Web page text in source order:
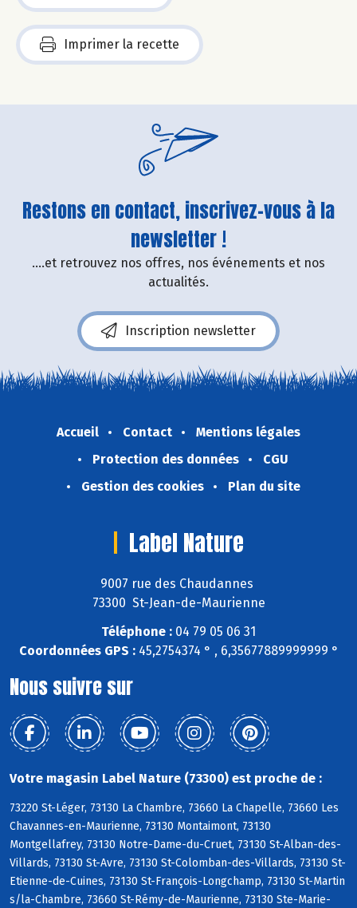
Imprimer la recette
Restons en contact, inscrivez-vous à la
newsletter !
....et retrouvez nos offres, nos événements et nos
actualités.
Inscription newsletter
Accueil Contact
Mentions légales
Protection des données
CGU
Gestion des cookies
Plan du site
Label Nature
9007 rue des Chaudannes
73300 St-Jean-de-Maurienne
Téléphone : 04 79 05 06 31
Coordonnées GPS :45,2754374 ° , 6,35677889999999 °
Nous suivre sur
Votre magasin Label Nature (73300) est proche de :
73220 St-Léger, 73130 La Chambre, 73660 La Chapelle, 73660 Les
Chavannes-en-Maurienne, 73130 Montaimont, 73130
Montgellafrey, 73130 Notre-Dame-du-Cruet, 73130 St-Alban-des-
Villards, 73130 St-Avre, 73130 St-Colomban-des-Villards, 73130 St-
Etienne-de-Cuines, 73130 St-François-Longchamp, 73130 St-Martin
s/la-Chambre, 73660 St-Rémy-de-Maurienne, 73130 Ste-Marie-